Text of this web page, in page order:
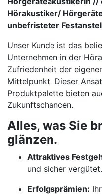
Hörakustiker/
unbefristeter
Unser Kunde ist das
Unternehmen in der
Zufriedenheit der
Mittelpunkt. Dieser
Produktpalette bieten
Zukunftschancen.
Alles, was Sie
glänzen.
Attraktives
und sicher vergütet.
Erfolgsprämien: